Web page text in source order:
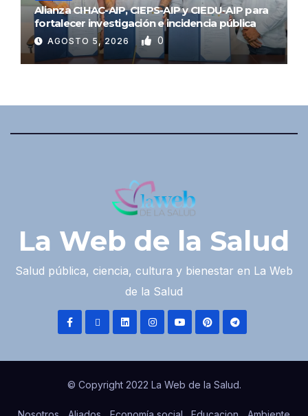
Alianza CIHAC-AIP, CIEPS-AIP y CIEDU-AIP para
fortalecer investigación e incidencia pública
AGOSTO 5, 2026 0
La Web de la Salud
Salud pública, ciencia, cultura y bienestar en La Web
de la Salud
© Copyright 2022 La Web de la Salud.